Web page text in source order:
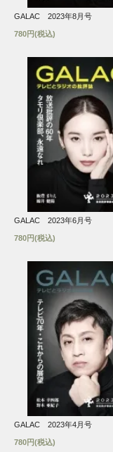
GALAC 2023年8月号
780円(税込)
GALAC 2023年6月号
780円(税込)
GALAC 2023年4月号
780円(税込)